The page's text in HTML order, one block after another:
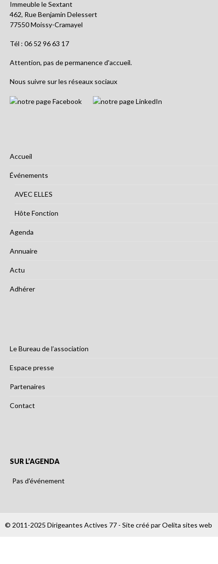
Immeuble le Sextant
462, Rue Benjamin Delessert
77550 Moissy-Cramayel
Tél : 06 52 96 63 17
Attention, pas de permanence d'accueil.
Nous suivre sur les réseaux sociaux
Accueil
Événements
AVEC ELLES
Hôte Fonction
Agenda
Annuaire
Actu
Adhérer
Le Bureau de l’association
Espace presse
Partenaires
Contact
SUR L’AGENDA
Pas d'événement
© 2011-2025 Dirigeantes Actives 77 - Site créé parOelita sites web